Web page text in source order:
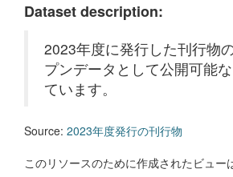
Dataset description:
2023年度に発行した刊行物
プンデータとして公開可能
ています。
Source: 2023年度発行の刊行物
このリソースのために作成されたビュー